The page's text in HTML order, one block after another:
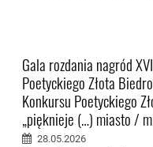
Gala rozdania nagród
Poetyckiego Złota
Konkursu Poetyckiego
„pięknieje (…) miasto /
28.05.2026